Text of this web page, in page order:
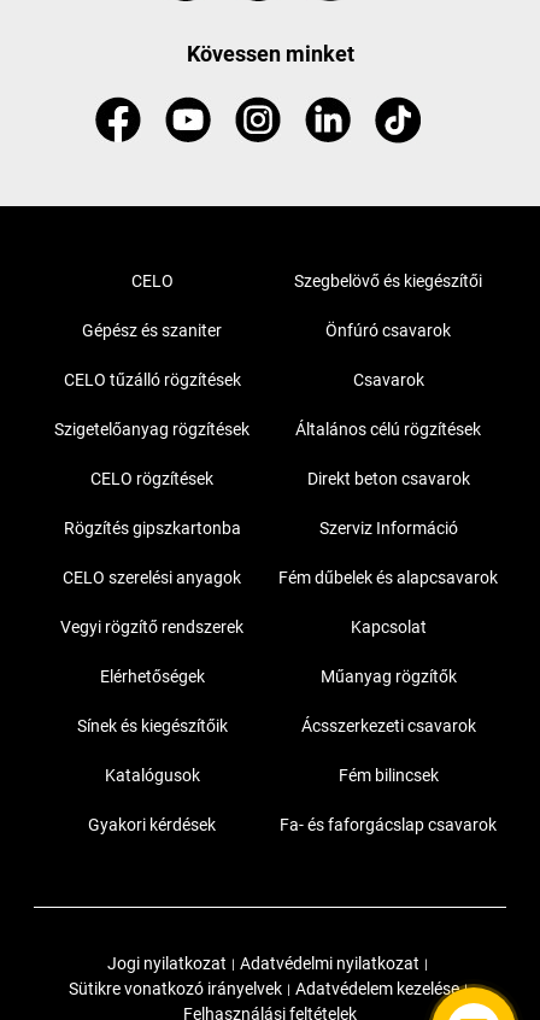
Kövessen minket
CELO Szegbelövő és kiegészítői
Gépész és szaniter Önfúró csavarok
CELO tűzálló rögzítések Csavarok
Szigetelőanyag rögzítések Általános célú rögzítések
CELO rögzítések Direkt beton csavarok
Rögzítés gipszkartonba Szerviz Információ
CELO szerelési anyagok Fém dűbelek és alapcsavarok
Vegyi rögzítő rendszerek Kapcsolat
Elérhetőségek Műanyag rögzítők
Sínek és kiegészítőik Ácsszerkezeti csavarok
Katalógusok Fém bilincsek
Gyakori kérdések Fa- és faforgácslap csavarok
Jogi nyilatkozat | Adatvédelmi nyilatkozat |
Sütikre vonatkozó irányelvek | Adatvédelem kezelése |
Felhasználási feltételek